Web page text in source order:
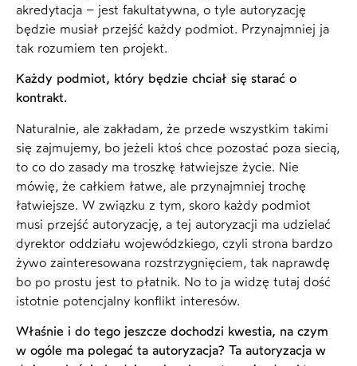
akredytacja – jest fakultatywna, o tyle autoryzację
będzie musiał przejść każdy podmiot. Przynajmniej ja
tak rozumiem ten projekt.
Każdy podmiot, który będzie chciał się starać o
kontrakt.
Naturalnie, ale zakładam, że przede wszystkim takimi
się zajmujemy, bo jeżeli ktoś chce pozostać poza siecią,
to co do zasady ma troszkę łatwiejsze życie. Nie
mówię, że całkiem łatwe, ale przynajmniej trochę
łatwiejsze. W związku z tym, skoro każdy podmiot
musi przejść autoryzację, a tej autoryzacji ma udzielać
dyrektor oddziału wojewódzkiego, czyli strona bardzo
żywo zainteresowana rozstrzygnięciem, tak naprawdę
bo po prostu jest to płatnik. No to ja widzę tutaj dość
istotnie potencjalny konflikt interesów.
Właśnie i do tego jeszcze dochodzi kwestia, na czym
w ogóle ma polegać ta autoryzacja? Ta autoryzacja w